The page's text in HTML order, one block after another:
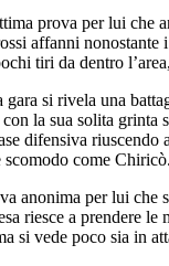
tiri da dentro
si rivela una
difensiva riuscendo
scomodo come
anonima per lui che
si vede poco sia in
Ingaggia un vero e